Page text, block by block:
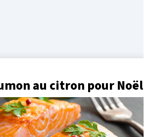
au citron pour Noël